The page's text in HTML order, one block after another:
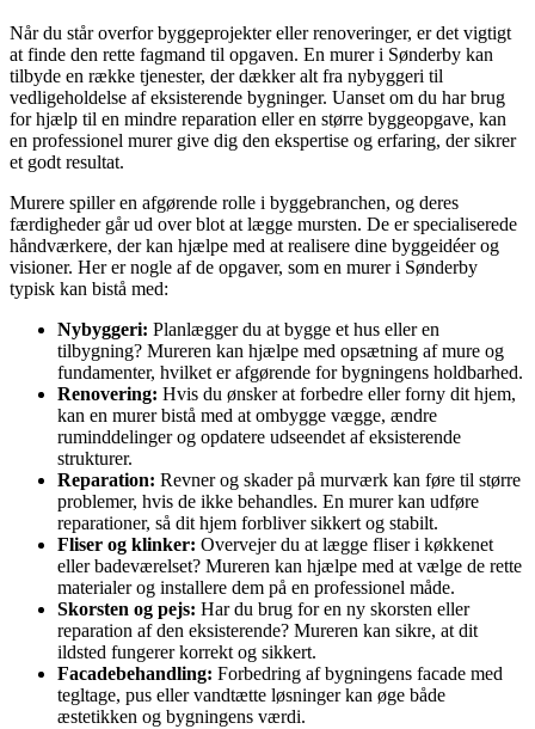
Når du står overfor byggeprojekter eller renoveringer, er det vigtigt
at finde den rette fagmand til opgaven. En murer i Sønderby kan
tilbyde en række tjenester, der dækker alt fra nybyggeri til
vedligeholdelse af eksisterende bygninger. Uanset om du har brug
for hjælp til en mindre reparation eller en større byggeopgave, kan
en professionel murer give dig den ekspertise og erfaring, der sikrer
et godt resultat.
Murere spiller en afgørende rolle i byggebranchen, og deres
færdigheder går ud over blot at lægge mursten. De er specialiserede
håndværkere, der kan hjælpe med at realisere dine byggeidéer og
visioner. Her er nogle af de opgaver, som en murer i Sønderby
typisk kan bistå med:
Nybyggeri: Planlægger du at bygge et hus eller en
tilbygning? Mureren kan hjælpe med opsætning af mure og
fundamenter, hvilket er afgørende for bygningens holdbarhed.
Renovering: Hvis du ønsker at forbedre eller forny dit hjem,
kan en murer bistå med at ombygge vægge, ændre
ruminddelinger og opdatere udseendet af eksisterende
strukturer.
Reparation: Revner og skader på murværk kan føre til større
problemer, hvis de ikke behandles. En murer kan udføre
reparationer, så dit hjem forbliver sikkert og stabilt.
Fliser og klinker: Overvejer du at lægge fliser i køkkenet
eller badeværelset? Mureren kan hjælpe med at vælge de rette
materialer og installere dem på en professionel måde.
Skorsten og pejs: Har du brug for en ny skorsten eller
reparation af den eksisterende? Mureren kan sikre, at dit
ildsted fungerer korrekt og sikkert.
Facadebehandling: Forbedring af bygningens facade med
tegltage, pus eller vandtætte løsninger kan øge både
æstetikken og bygningens værdi.